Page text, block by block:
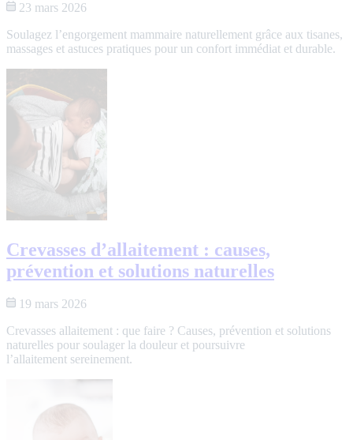
23 mars 2026
Soulagez l’engorgement mammaire naturellement grâce aux tisanes,
massages et astuces pratiques pour un confort immédiat et durable.
Crevasses d’allaitement : causes,
prévention et solutions naturelles
19 mars 2026
Crevasses allaitement : que faire ? Causes, prévention et solutions
naturelles pour soulager la douleur et poursuivre
l’allaitement sereinement.